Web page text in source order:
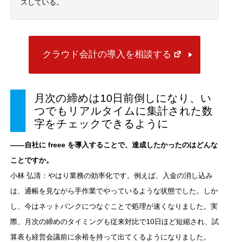
スしている。
クラウド会計の導入を相談する
月次の締めは10日前倒しになり、い
つでもリアルタイムに集計された数
字をチェックできるように
――自社に freee を導入することで、達成したかったのはどんな
ことですか。
小林 弘清：やはり業務の効率化です。例えば、入金の消し込み
は、通帳を見ながら手作業でやっているような状態でした。しか
し、今はネットバンクにつなぐことで処理が速くなりました。実
際、月次の締めのタイミングも従来対比で10日ほど短縮され、試
算表も経営会議前に余裕を持って出てくるようになりました。